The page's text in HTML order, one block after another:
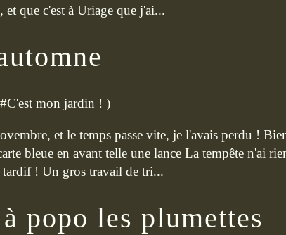
que c'est à Uriage que j'ai...
C'est mon jardin ! )
et le temps passe vite, je l'avais perdu !
bleue en avant telle une lance La tempête n'ai
! Un gros travail de tri...
popo les plumettes